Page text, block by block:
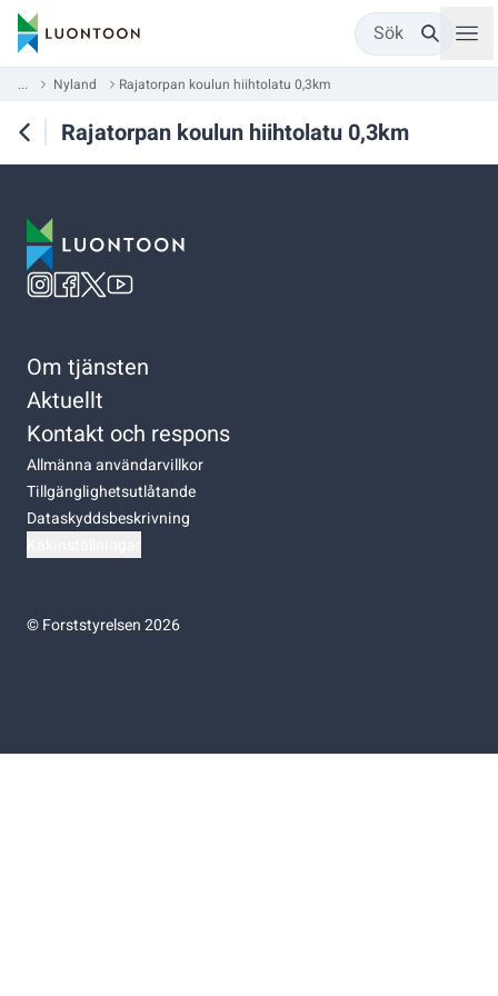
Sök
... Nyland Rajatorpan koulun hiihtolatu 0,3km
Rajatorpan koulun hiihtolatu 0,3km
Om tjänsten
Aktuellt
Kontakt och respons
Allmänna användarvillkor
Tillgänglighetsutlåtande
Dataskyddsbeskrivning
©Forststyrelsen 2026